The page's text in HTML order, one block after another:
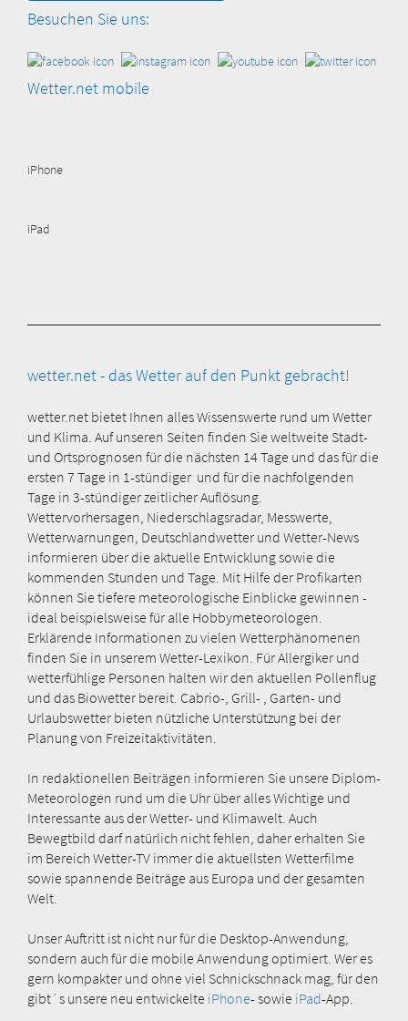
Besuchen Sie uns:
Wetter.net mobile
iPhone
iPad
wetter.net - das Wetter auf den Punkt gebracht!
wetter.net bietet Ihnen alles Wissenswerte rund um Wetter
und Klima. Auf unseren Seiten finden Sie weltweite Stadt-
und Ortsprognosen für die nächsten 14 Tage und das für die
ersten 7 Tage in 1-stündiger und für die nachfolgenden
Tage in 3-stündiger zeitlicher Auflösung.
Wettervorhersagen, Niederschlagsradar, Messwerte,
Wetterwarnungen, Deutschlandwetter und Wetter-News
informieren über die aktuelle Entwicklung sowie die
kommenden Stunden und Tage. Mit Hilfe der Profikarten
können Sie tiefere meteorologische Einblicke gewinnen -
ideal beispielsweise für alle Hobbymeteorologen.
Erklärende Informationen zu vielen Wetterphänomenen
finden Sie in unserem Wetter-Lexikon. Für Allergiker und
wetterfühlige Personen halten wir den aktuellen Pollenflug
und das Biowetter bereit. Cabrio-, Grill- , Garten- und
Urlaubswetter bieten nützliche Unterstützung bei der
Planung von Freizeitaktivitäten.
In redaktionellen Beiträgen informieren Sie unsere Diplom-
Meteorologen rund um die Uhr über alles Wichtige und
Interessante aus der Wetter- und Klimawelt. Auch
Bewegtbild darf natürlich nicht fehlen, daher erhalten Sie
im Bereich Wetter-TV immer die aktuellsten Wetterfilme
sowie spannende Beiträge aus Europa und der gesamten
Welt.
Unser Auftritt ist nicht nur für die Desktop-Anwendung,
sondern auch für die mobile Anwendung optimiert. Wer es
gern kompakter und ohne viel Schnickschnack mag, für den
gibt´s unsere neu entwickelte iPhone- sowie iPad-App.